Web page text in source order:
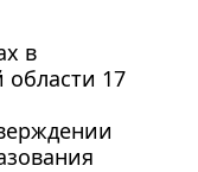
в
17